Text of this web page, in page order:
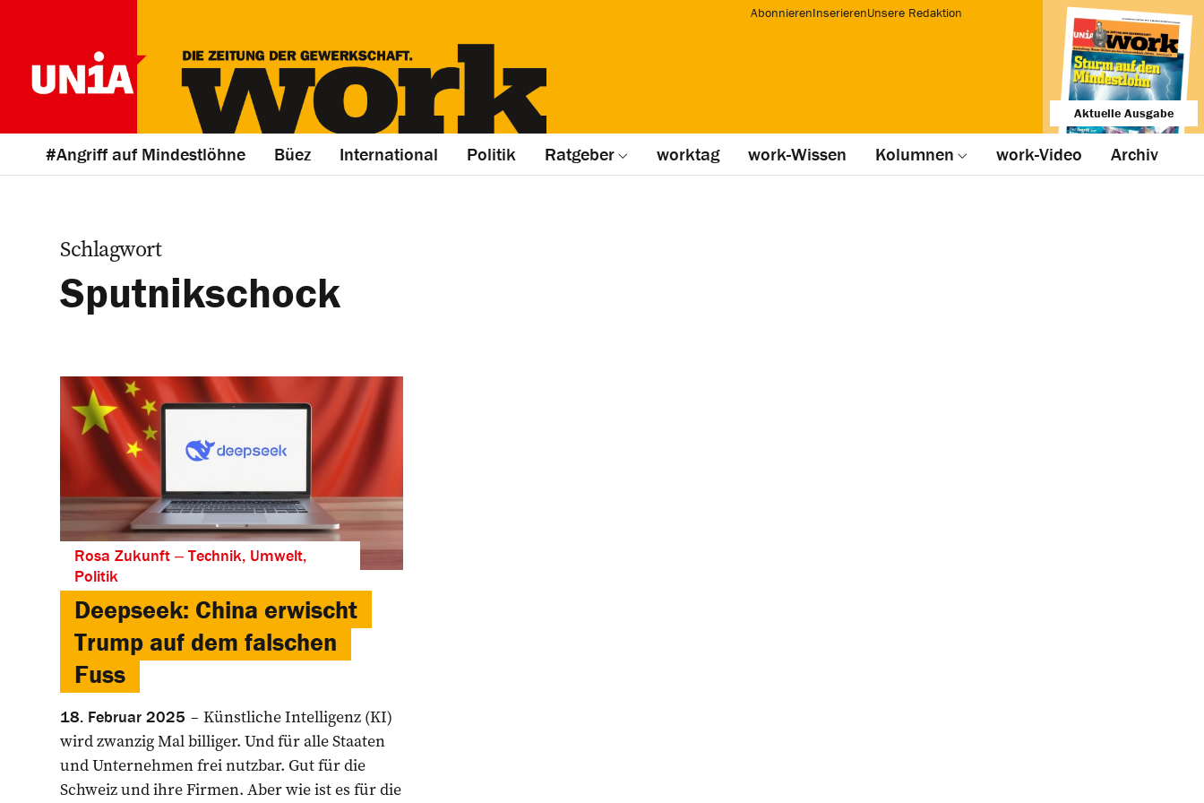
AbonnierenInserierenUnsere Redaktion
Aktuelle Ausgabe
#Angriff auf Mindestlöhne Büez International Politik Ratgeber worktag work-Wissen Kolumnen work-Video Archiv
Schlagwort
Sputnikschock
Rosa Zukunft ‒ Technik, Umwelt,
Politik
Deepseek: China erwischt
Trump auf dem falschen
Fuss
18. Februar 2025
Künstliche Intelligenz (KI)
wird zwanzig Mal billiger. Und für alle Staaten
und Unternehmen frei nutzbar. Gut für die
Schweiz und ihre Firmen. Aber wie ist es für die